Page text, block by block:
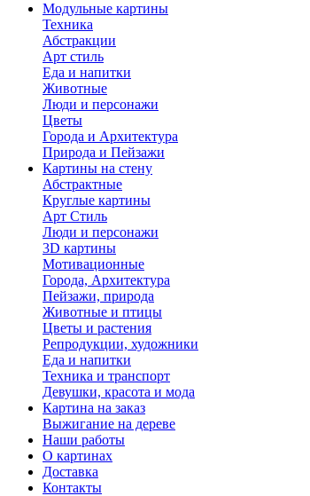
Модульные картины
Техника
Абстракции
Арт стиль
Еда и напитки
Животные
Люди и персонажи
Цветы
Города и Архитектура
Природа и Пейзажи
Картины на стену
Абстрактные
Круглые картины
Арт Стиль
Люди и персонажи
3D картины
Мотивационные
Города, Архитектура
Пейзажи, природа
Животные и птицы
Цветы и растения
Репродукции, художники
Еда и напитки
Техника и транспорт
Девушки, красота и мода
Картина на заказ
Выжигание на дереве
Наши работы
О картинах
Доставка
Контакты